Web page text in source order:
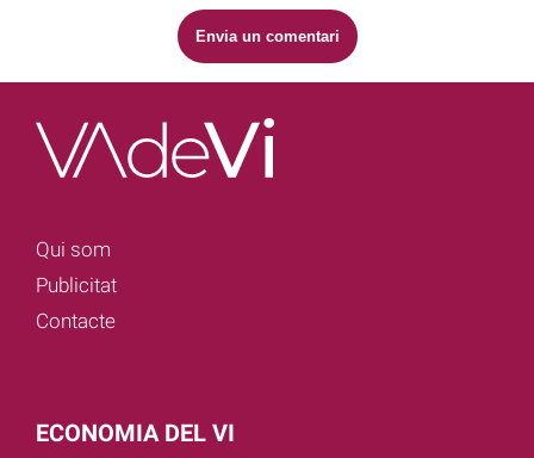
Qui som
Publicitat
Contacte
ECONOMIA DEL VI